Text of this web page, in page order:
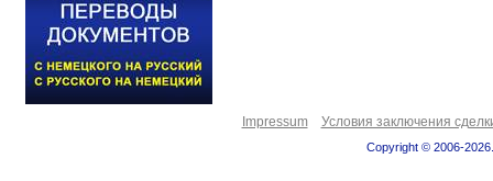
Impressum Условия заключения
Copyright © 2006-